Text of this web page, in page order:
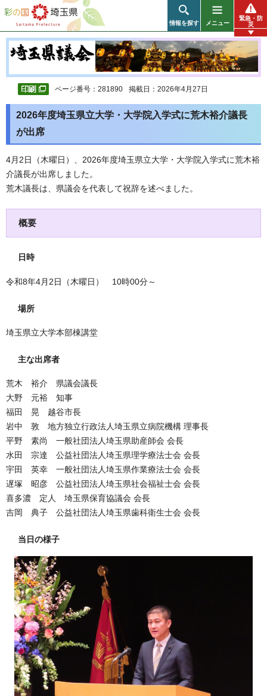
彩の国 埼玉県
情報を探す メニュー
緊急・防
災
ページ番号：281890 掲載日：2026年4月27日
2026年度埼玉県立大学・大学院入学式に荒木裕介議長
が出席
4月2日（木曜日）、2026年度埼玉県立大学・大学院入学式に荒木裕
介議長が出席しました。
荒木議長は、県議会を代表して祝辞を述べました。
概要
日時
令和8年4月2日（木曜日） 10時00分～
場所
埼玉県立大学本部棟講堂
主な出席者
荒木 裕介 県議会議長
大野 元裕 知事
福田 晃 越谷市長
岩中 敦 地方独立行政法人埼玉県立病院機構 理事長
平野 素尚 一般社団法人埼玉県助産師会 会長
水田 宗達 公益社団法人埼玉県理学療法士会 会長
宇田 英幸 一般社団法人埼玉県作業療法士会 会長
遅塚 昭彦 公益社団法人埼玉県社会福祉士会 会長
喜多濃 定人 埼玉県保育協議会 会長
吉岡 典子 公益社団法人埼玉県歯科衛生士会 会長
当日の様子